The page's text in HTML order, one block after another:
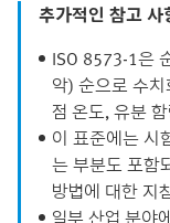
추가적인 참고 사
ISO 8573-1은
악) 순으로 수
점 온도, 유분
이 표준에는 시
는 부분도 포함
방법에 대한 지
일부 산업 분야